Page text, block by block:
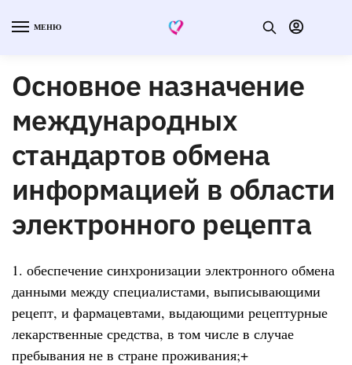
МЕНЮ
Основное назначение
международных
стандартов обмена
информацией в области
электронного рецепта
1. обеспечение синхронизации электронного обмена
данными между специалистами, выписывающими
рецепт, и фармацевтами, выдающими рецептурные
лекарственные средства, в том числе в случае
пребывания не в стране проживания;+